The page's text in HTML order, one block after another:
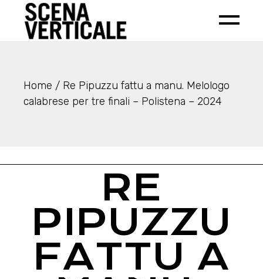
Home
Re Pipuzzu fattu a manu. Melologo
calabrese per tre finali – Polistena – 2024
RE
PIPUZZU
FATTU A